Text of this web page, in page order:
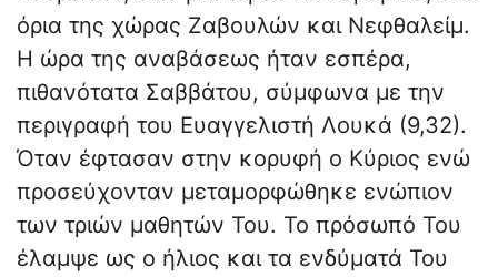
όρια της χώρας Ζαβουλών και Νεφθαλείμ.
Η ώρα της αναβάσεως ήταν εσπέρα,
πιθανότατα Σαββάτου, σύμφωνα με την
περιγραφή του Ευαγγελιστή Λουκά (9,32).
Όταν έφτασαν στην κορυφή ο Κύριος ενώ
προσεύχονταν μεταμορφώθηκε ενώπιον
των τριών μαθητών Του. Το πρόσωπό Του
έλαμψε ως ο ήλιος και τα ενδύματά Του